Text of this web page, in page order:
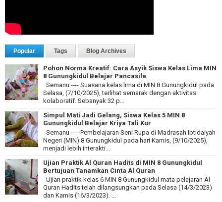
Popular Tags Blog Archives
Pohon Norma Kreatif: Cara Asyik Siswa Kelas Lima MIN
8 Gunungkidul Belajar Pancasila
Semanu ---- Suasana kelas lima di MIN 8 Gunungkidul pada
Selasa, (7/10/2025), terlihat semarak dengan aktivitas
kolaboratif. Sebanyak 32 p...
Simpul Mati Jadi Gelang, Siswa Kelas 5 MIN 8
Gunungkidul Belajar Kriya Tali Kur
Semanu ---- Pembelajaran Seni Rupa di Madrasah Ibtidaiyah
Negeri (MIN) 8 Gunungkidul pada hari Kamis, (9/10/2025),
menjadi lebih interakti...
Ujian Praktik Al Quran Hadits di MIN 8 Gunungkidul
Bertujuan Tanamkan Cinta Al Quran
Ujian praktik kelas 6 MIN 8 Gunungkidul mata pelajaran Al
Quran Hadits telah dilangsungkan pada Selasa (14/3/2023)
dan Kamis (16/3/2023). ...